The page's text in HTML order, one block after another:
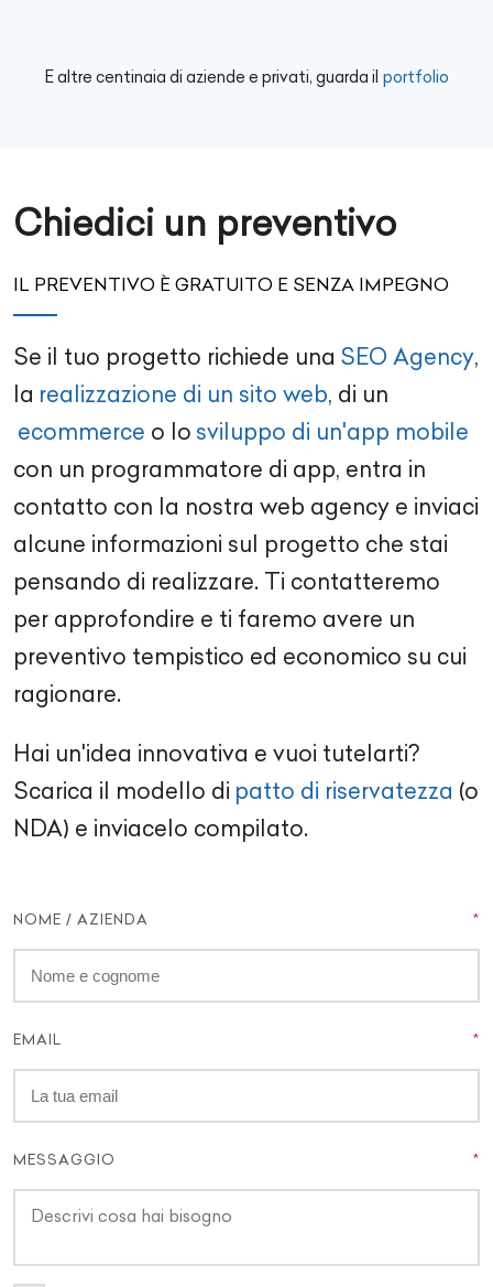
E altre centinaia di aziende e privati, guarda il portfolio
Chiedici un preventivo
IL PREVENTIVO È GRATUITO E SENZA IMPEGNO
Se il tuo progetto richiede una SEO Agency,
la realizzazione di un sito web, di un
ecommerce o lo sviluppo di un'app mobile
con un programmatore di app, entra in
contatto con la nostra web agency e inviaci
alcune informazioni sul progetto che stai
pensando di realizzare. Ti contatteremo
per approfondire e ti faremo avere un
preventivo tempistico ed economico su cui
ragionare.
Hai un'idea innovativa e vuoi tutelarti?
Scarica il modello di patto di riservatezza (o
NDA) e inviacelo compilato.
NOME / AZIENDA
EMAIL
MESSAGGIO